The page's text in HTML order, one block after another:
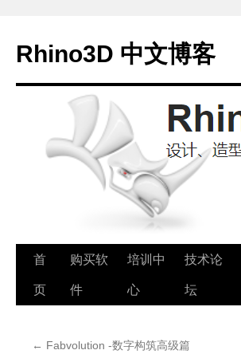
Rhino3D 中文博客
跳
至
首
页
购买软
件
培训中
心
技术论
坛
← Fabvolution -数字构筑高级篇